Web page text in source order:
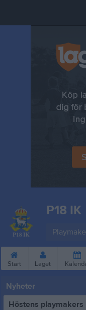
P18 IK
Start Laget
Nyheter
Höstens playmakers